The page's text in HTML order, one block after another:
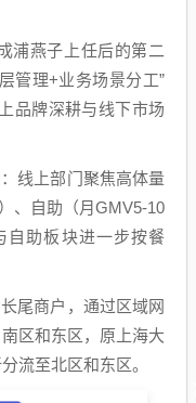
浦燕子上任后的第二
管理+业务场景分工”
品牌深耕与线下市场
线上部门聚焦高体量
、自助（月GMV5-10
自助板块进一步按餐
尾商户，通过区域网
区和东区，原上海大
流至北区和东区。